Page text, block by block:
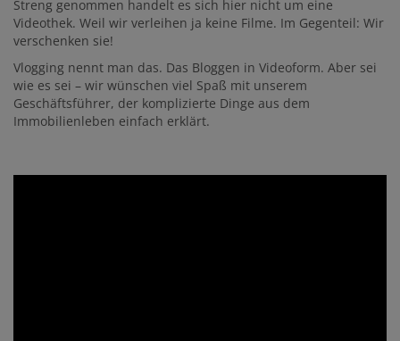
Streng genommen handelt es sich hier nicht um eine
Videothek. Weil wir verleihen ja keine Filme. Im Gegenteil: Wir
verschenken sie!
Vlogging nennt man das. Das Bloggen in Videoform. Aber sei
wie es sei – wir wünschen viel Spaß mit unserem
Geschäftsführer, der komplizierte Dinge aus dem
Immobilienleben einfach erklärt.